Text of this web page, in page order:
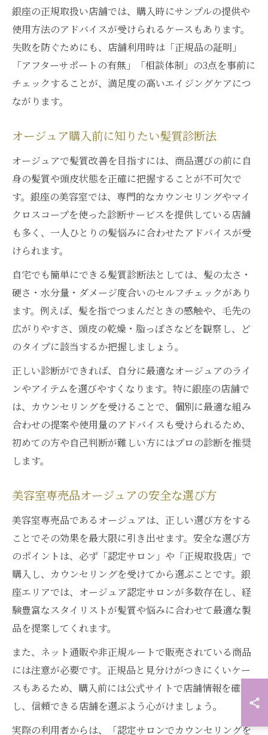
銀座の正規取扱い店舗では、購入時にサンプルの提供や
使用方法のアドバイスが受けられるケースもあります。
失敗を防ぐためにも、店舗利用時は「正規品の証明」
「アフターサポートの有無」「相談体制」の3点を事前に
チェックすることが、満足度の高いエイジングケアにつ
ながります。
オージュア購入前に知りたい髪質診断法
オージュアで髪質改善を目指すには、商品選びの前に自
身の髪質や頭皮状態を正確に把握することが不可欠で
す。銀座の美容室では、専門的なカウンセリングやマイ
クロスコープを使った診断サービスを提供している店舗
も多く、一人ひとりの髪悩みに合わせたアドバイスが受
けられます。
自宅でも簡単にできる髪質診断法としては、髪の太さ・
硬さ・水分量・ダメージ度合いのセルフチェックがあり
ます。例えば、髪を指でつまんだときの感触や、毛先の
広がりやすさ、頭皮の乾燥・脂っぽさなどを観察し、ど
のタイプに該当するか把握しましょう。
正しい診断ができれば、自分に最適なオージュアのライ
ンやアイテムを選びやすくなります。特に銀座の店舗で
は、カウンセリングを受けることで、個別に最適な組み
合わせの提案や使用量のアドバイスも受けられるため、
初めての方や自己判断が難しい方にはプロの診断を推奨
します。
美容室専売品オージュアの安全な選び方
美容室専売品であるオージュアは、正しい選び方をする
ことでその効果を最大限に引き出せます。安全な選び方
のポイントは、必ず「認定サロン」や「正規取扱店」で
購入し、カウンセリングを受けてから選ぶことです。銀
座エリアでは、オージュア認定サロンが多数存在し、経
験豊富なスタイリストが髪質や悩みに合わせて最適な製
品を提案してくれます。
また、ネット通販や非正規ルートで販売されている商品
には注意が必要です。正規品と見分けがつきにくいケー
スもあるため、購入前には公式サイトで店舗情報を確認
し、信頼できる店舗を選ぶよう心がけましょう。
実際の利用者からは、「認定サロンでカウンセリングを